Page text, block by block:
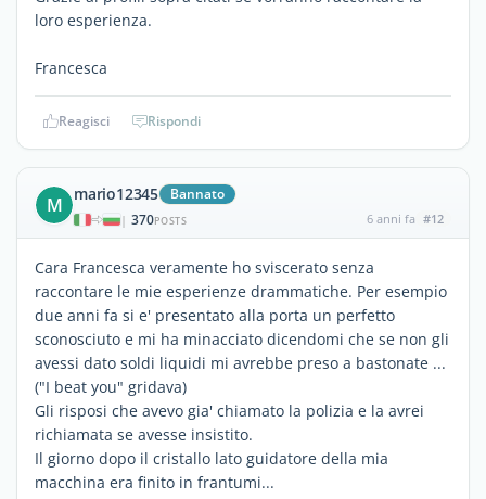
loro esperienza.
Francesca
Reagisci Rispondi
M mario12345 Bannato
| 370POSTS 6 anni fa #12
Cara Francesca veramente ho sviscerato senza
raccontare le mie esperienze drammatiche. Per esempio
due anni fa si e' presentato alla porta un perfetto
sconosciuto e mi ha minacciato dicendomi che se non gli
avessi dato soldi liquidi mi avrebbe preso a bastonate ...
("I beat you" gridava)
Gli risposi che avevo gia' chiamato la polizia e la avrei
richiamata se avesse insistito.
Il giorno dopo il cristallo lato guidatore della mia
macchina era finito in frantumi...